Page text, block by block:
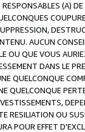
(A)
AUCUN
QUE VOUS
DANS LE
QUELCONQUE
QUELCONQUE
RESILIATION OU
POUR EFFET